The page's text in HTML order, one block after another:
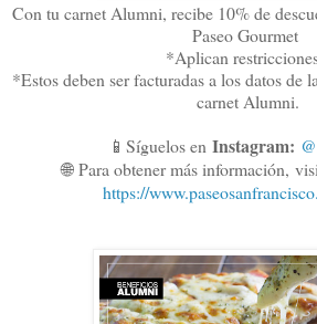
Con tu carnet Alumni, recibe 10% de
Paseo Gourmet
*Aplican
*Estos deben ser facturadas a los datos de
carnet Alumni.
📱Síguelos en Instagram:
🌐Para obtener más información,
https://